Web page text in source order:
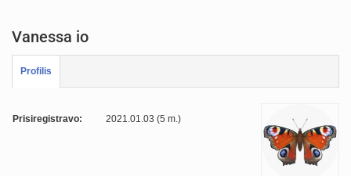
Vanessa io
Profilis
Prisiregistravo: 2021.01.03 (5 m.)